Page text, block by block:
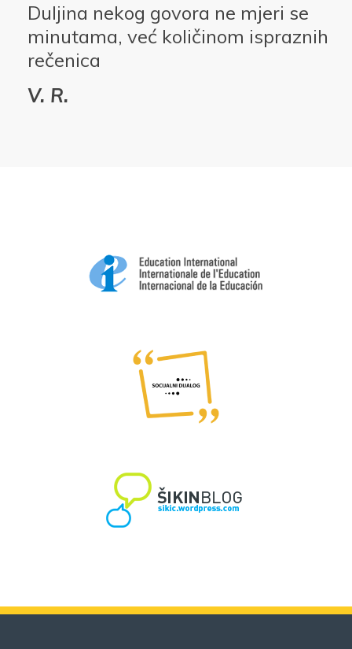
Duljina nekog govora ne mjeri se
minutama, već količinom ispraznih
rečenica
V. R.